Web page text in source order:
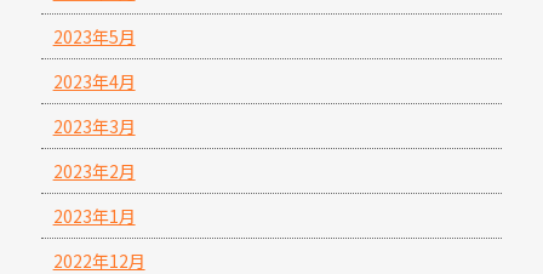
2023年5月
2023年4月
2023年3月
2023年2月
2023年1月
2022年12月